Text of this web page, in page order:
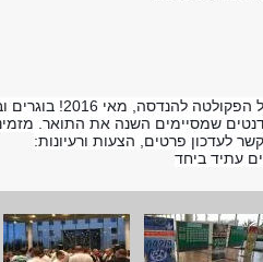
התרגשנו עם הבוגרים ומשפחותיהם בטקסי
שמסיימים השנה את התואר.
לעדכון פרטים, הצעות ורעיונות:
עתיד ביחד